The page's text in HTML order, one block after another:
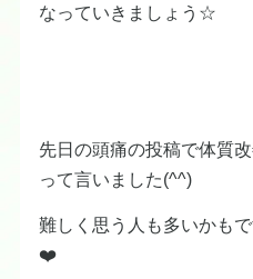
なっていきましょう☆
先日の頭痛の投稿で体質
って言いました(^^)
難しく思う人も多いかも
❤️